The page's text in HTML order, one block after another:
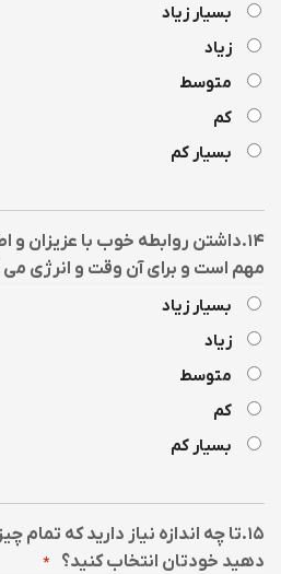
بسیار زیاد
زیاد
متوسط
کم
بسیار کم
۱۴.داشتن روابطه خوب با عزیزان و
مهم است و برای آن وقت و انرژی می
بسیار زیاد
زیاد
متوسط
کم
بسیار کم
۱۵.تا چه اندازه نیاز دارید که تمام
دهید خودتان انتخاب کنید؟
*